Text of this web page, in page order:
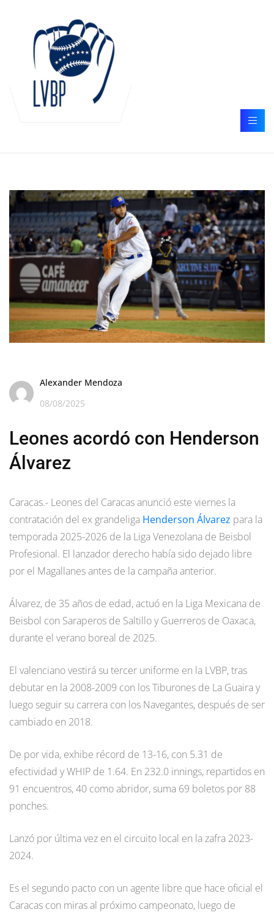
Alexander Mendoza
08/08/2025
Leones acordó con Henderson
Álvarez
Caracas.- Leones del Caracas anunció este viernes la
contratación del ex grandeliga Henderson Álvarez para la
temporada 2025-2026 de la Liga Venezolana de Beisbol
Profesional. El lanzador derecho había sido dejado libre
por el Magallanes antes de la campaña anterior.
Álvarez, de 35 años de edad, actuó en la Liga Mexicana de
Beisbol con Saraperos de Saltillo y Guerreros de Oaxaca,
durante el verano boreal de 2025.
El valenciano vestirá su tercer uniforme en la LVBP, tras
debutar en la 2008-2009 con los Tiburones de La Guaira y
luego seguir su carrera con los Navegantes, después de ser
cambiado en 2018.
De por vida, exhibe récord de 13-16, con 5.31 de
efectividad y WHIP de 1.64. En 232.0 innings, repartidos en
91 encuentros, 40 como abridor, suma 69 boletos por 88
ponches.
Lanzó por última vez en el circuito local en la zafra 2023-
2024.
Es el segundo pacto con un agente libre que hace oficial el
Caracas con miras al próximo campeonato, luego de